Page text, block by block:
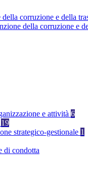
corruzione e della
della corruzione e
e attività 6
19
strategico-gestionale 1
di condotta